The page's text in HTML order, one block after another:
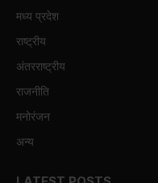
मध्य प्रदेश
राष्ट्रीय
अंतरराष्ट्रीय
राजनीति
मनोरंजन
अन्य